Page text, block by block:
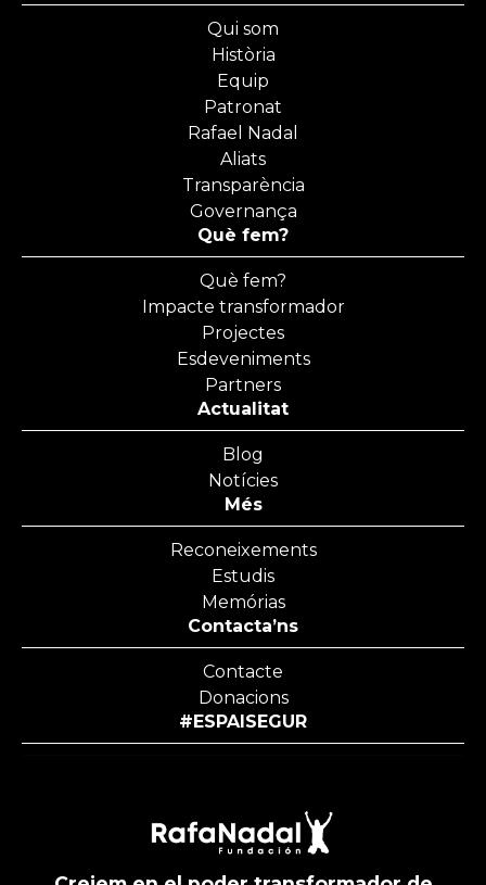
Qui som
Història
Equip
Patronat
Rafael Nadal
Aliats
Transparència
Governança
Què fem?
Què fem?
Impacte transformador
Projectes
Esdeveniments
Partners
Actualitat
Blog
Notícies
Més
Reconeixements
Estudis
Memórias
Contacta’ns
Contacte
Donacions
#ESPAISEGUR